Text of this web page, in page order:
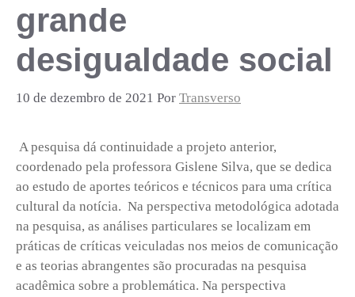
grande
desigualdade social
10 de dezembro de 2021 Por Transverso
A pesquisa dá continuidade a projeto anterior,
coordenado pela professora Gislene Silva, que se dedica
ao estudo de aportes teóricos e técnicos para uma crítica
cultural da notícia. Na perspectiva metodológica adotada
na pesquisa, as análises particulares se localizam em
práticas de críticas veiculadas nos meios de comunicação
e as teorias abrangentes são procuradas na pesquisa
acadêmica sobre a problemática. Na perspectiva